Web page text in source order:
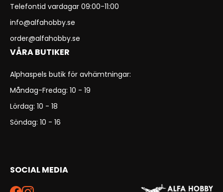
Telefontid vardagar 09:00-11:00
info@alfahobby.se
order@alfahobby.se
VÅRA BUTIKER
Alphaspels butik för avhämtningar:
Måndag-Fredag: 10 - 19
Lördag: 10 - 18
Söndag: 10 - 16
SOCIAL MEDIA